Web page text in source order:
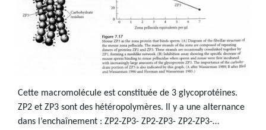
Cette macromolécule est constituée de 3 glycoprotéines.
ZP2 et ZP3 sont des hétéropolymères. Il y a une alternance
dans l’enchaînement : ZP2-ZP3- ZP2-ZP3- ZP2-ZP3-…